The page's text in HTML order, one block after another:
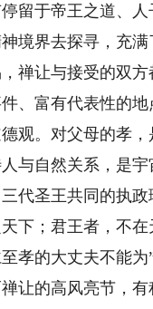
留于帝王之道、
境界去探寻，充
禅让与接受的双
、富有代表性的
观。对父母的孝
与自然关系，是
代圣王共同的执
下；君王者，不
孝的大丈夫不能
让的高风亮节，